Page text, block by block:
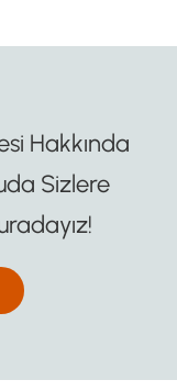
Hakkında
Sizlere